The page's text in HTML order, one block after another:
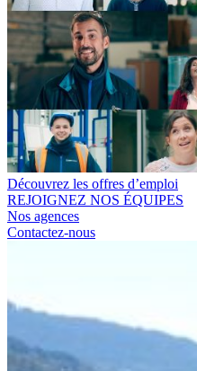
Découvrez les offres d’emploi
REJOIGNEZ NOS ÉQUIPES
Nos agences
Contactez-nous